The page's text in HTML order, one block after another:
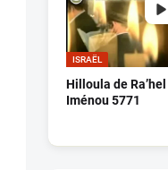
ISRAËL
Hilloula de Ra’hel
Iménou 5771